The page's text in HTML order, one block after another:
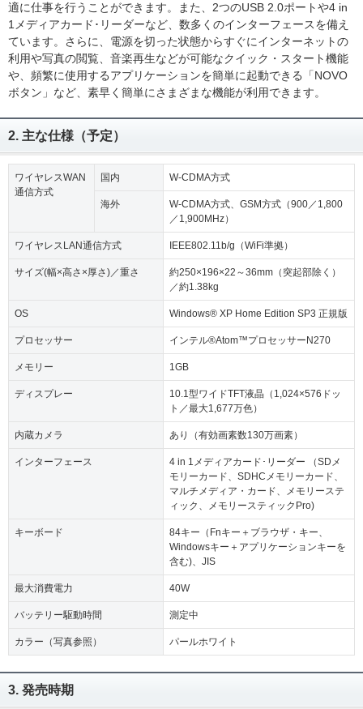
適に仕事を行うことができます。また、2つのUSB 2.0ポートや4 in
1メディアカード･リーダーなど、数多くのインターフェースを備え
ています。さらに、電源を切った状態からすぐにインターネットの
利用や写真の閲覧、音楽再生などが可能なクイック・スタート機能
や、頻繁に使用するアプリケーションを簡単に起動できる「NOVO
ボタン」など、素早く簡単にさまざまな機能が利用できます。
2. 主な仕様（予定）
ワイヤレスWAN
通信方式
国内 W-CDMA方式
海外
W-CDMA方式、GSM方式（900／1,800
／1,900MHz）
ワイヤレスLAN通信方式 IEEE802.11b/g（WiFi準拠）
サイズ(幅×高さ×厚さ)／重さ
約250×196×22～36mm（突起部除く）
／約1.38kg
OS Windows® XP Home Edition SP3 正規版
プロセッサー インテル®Atom™プロセッサーN270
メモリー 1GB
ディスプレー
10.1型ワイドTFT液晶（1,024×576ドッ
ト／最大1,677万色）
内蔵カメラ あり（有効画素数130万画素）
インターフェース
4 in 1メディアカード･リーダー （SDメ
モリーカード、SDHCメモリーカード、
マルチメディア・カード、メモリーステ
ィック、メモリースティックPro)
キーボード
84キー（Fnキー＋ブラウザ・キー、
Windowsキー＋アプリケーションキーを
含む)、JIS
最大消費電力 40W
バッテリー駆動時間 測定中
カラー（写真参照） パールホワイト
3. 発売時期